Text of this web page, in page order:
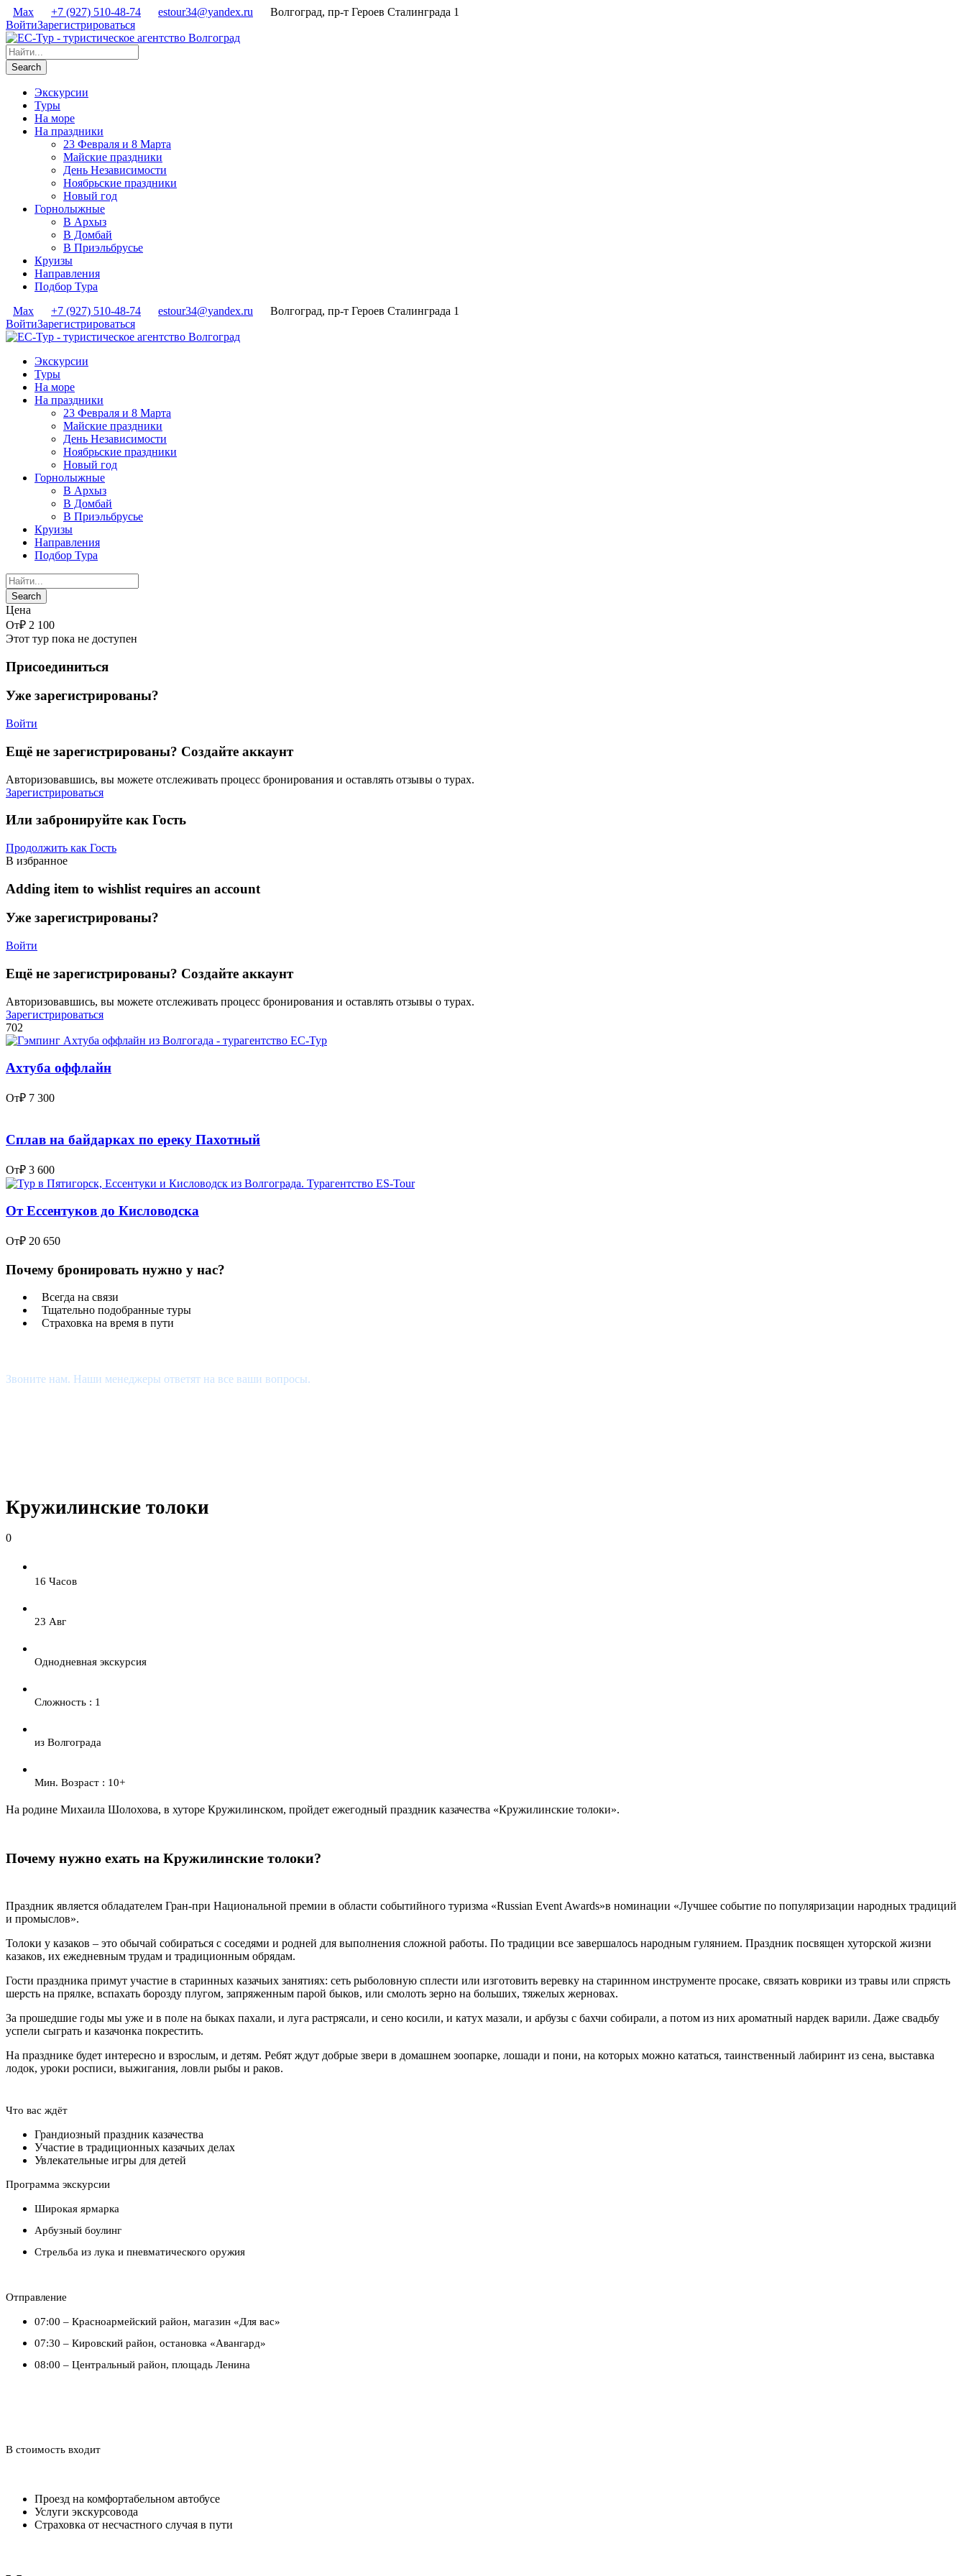
Max +7 (927) 510-48-74 estour34@yandex.ru
Волгоград, пр-т Героев Сталинграда 1
ВойтиЗарегистрироваться
Экскурсии
Туры
На море
На праздники
23 Февраля и 8 Марта
Майские праздники
День Независимости
Ноябрьские праздники
Новый год
Горнолыжные
В Архыз
В Домбай
В Приэльбрусье
Круизы
Направления
Подбор Тура
Max
+7 (927) 510-48-74 estour34@yandex.ru
Волгоград, пр-т Героев Сталинграда 1
ВойтиЗарегистрироваться
Экскурсии
Туры
На море
На праздники
23 Февраля и 8 Марта
Майские праздники
День Независимости
Ноябрьские праздники
Новый год
Горнолыжные
В Архыз
В Домбай
В Приэльбрусье
Круизы
Направления
Подбор Тура
Цена
От₽ 2 100
Этот тур пока не доступен
Присоединиться
Уже зарегистрированы?
Войти
Ещё не зарегистрированы? Создайте аккаунт
Авторизовавшись, вы можете отслеживать процесс бронирования и оставлять отзывы о турах.
Зарегистрироваться
Или забронируйте как Гость
Продолжить как Гость
В избранное
Adding item to wishlist requires an account
Уже зарегистрированы?
Войти
Ещё не зарегистрированы? Создайте аккаунт
Авторизовавшись, вы можете отслеживать процесс бронирования и оставлять отзывы о турах.
Зарегистрироваться
702
Ахтуба оффлайн
От₽ 7 300
Сплав на байдарках по ереку Пахотный
От₽ 3 600
От Ессентуков до Кисловодска
От₽ 20 650
Почему бронировать нужно у нас?
Всегда на связи
Тщательно подобранные туры
Страховка на время в пути
Звоните нам. Наши менеджеры ответят на все ваши вопросы.
Кружилинские толоки
0
16 Часов
23 Авг
Однодневная экскурсия
Сложность : 1
из Волгограда
Мин. Возраст : 10+
На родине Михаила Шолохова, в хуторе Кружилинском, пройдет ежегодный праздник казачества «Кружилинские толоки».
Почему нужно ехать на Кружилинские толоки?
Праздник является обладателем Гран-при Национальной премии в области событийного туризма «Russian Event Awards»в номинации «Лучшее событие по популяризации народных традиций
и промыслов».
Толоки у казаков – это обычай собираться с соседями и родней для выполнения сложной работы. По традиции все завершалось народным гулянием. Праздник посвящен хуторской жизни
казаков, их ежедневным трудам и традиционным обрядам.
Гости праздника примут участие в старинных казачьих занятиях: сеть рыболовную сплести или изготовить веревку на старинном инструменте просаке, связать коврики из травы или спрясть
шерсть на прялке, вспахать борозду плугом, запряженным парой быков, или смолоть зерно на больших, тяжелых жерновах.
За прошедшие годы мы уже и в поле на быках пахали, и луга растрясали, и сено косили, и катух мазали, и арбузы с бахчи собирали, а потом из них ароматный нардек варили. Даже свадьбу
успели сыграть и казачонка покрестить.
На празднике будет интересно и взрослым, и детям. Ребят ждут добрые звери в домашнем зоопарке, лошади и пони, на которых можно кататься, таинственный лабиринт из сена, выставка
лодок, уроки росписи, выжигания, ловли рыбы и раков.
Что вас ждёт
Грандиозный праздник казачества
Участие в традиционных казачьих делах
Увлекательные игры для детей
Программа экскурсии
Широкая ярмарка
Арбузный боулинг
Стрельба из лука и пневматического оружия
Отправление
07:00 – Красноармейский район, магазин «Для вас»
07:30 – Кировский район, остановка «Авангард»
08:00 – Центральный район, площадь Ленина
В стоимость входит
Проезд на комфортабельном автобусе
Услуги экскурсовода
Страховка от несчастного случая в пути